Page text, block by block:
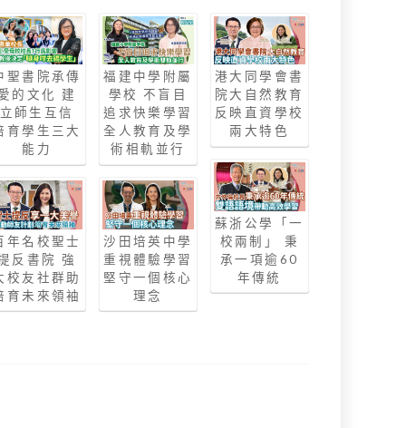
聖書院承傳
的文化 建
立師生互信
育學生三大
能力
年名校聖士
反書院 強
校友社群助
育未來領袖
福建中學附屬
學校 不盲目
追求快樂學習
全人教育及學
術相軌並行
沙田培英中學
重視體驗學習
堅守一個核心
理念
港大同學會書
院大自然教育
反映直資學校
兩大特色
蘇浙公學「一
校兩制」 秉
承一項逾60
年傳統